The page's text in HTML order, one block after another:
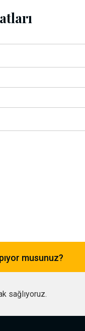
musunuz?
sağlıyoruz.